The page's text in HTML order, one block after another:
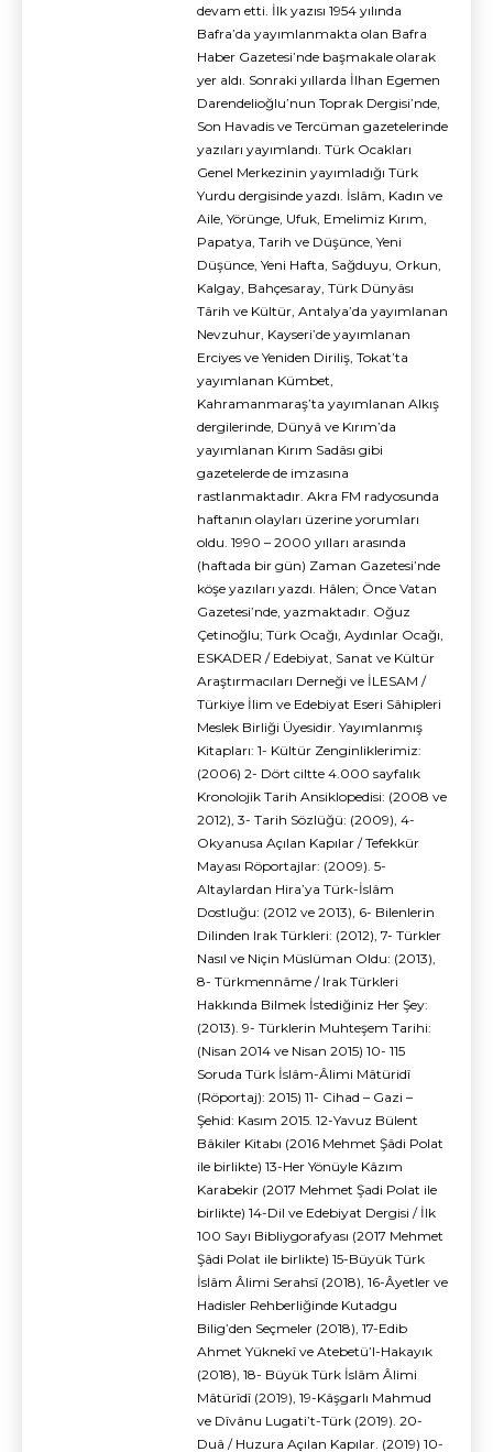
devam etti. İlk yazısı 1954 yılında
Bafra’da yayımlanmakta olan Bafra
Haber Gazetesi’nde başmakale olarak
yer aldı. Sonraki yıllarda İlhan Egemen
Darendelioğlu’nun Toprak Dergisi’nde,
Son Havadis ve Tercüman gazetelerinde
yazıları yayımlandı. Türk Ocakları
Genel Merkezinin yayımladığı Türk
Yurdu dergisinde yazdı. İslâm, Kadın ve
Aile, Yörünge, Ufuk, Emelimiz Kırım,
Papatya, Tarih ve Düşünce, Yeni
Düşünce, Yeni Hafta, Sağduyu, Orkun,
Kalgay, Bahçesaray, Türk Dünyâsı
Târih ve Kültür, Antalya’da yayımlanan
Nevzuhur, Kayseri’de yayımlanan
Erciyes ve Yeniden Diriliş, Tokat’ta
yayımlanan Kümbet,
Kahramanmaraş’ta yayımlanan Alkış
dergilerinde, Dünyâ ve Kırım’da
yayımlanan Kırım Sadâsı gibi
gazetelerde de imzasına
rastlanmaktadır. Akra FM radyosunda
haftanın olayları üzerine yorumları
oldu. 1990 – 2000 yılları arasında
(haftada bir gün) Zaman Gazetesi’nde
köşe yazıları yazdı. Hâlen; Önce Vatan
Gazetesi’nde, yazmaktadır. Oğuz
Çetinoğlu; Türk Ocağı, Aydınlar Ocağı,
ESKADER / Edebiyat, Sanat ve Kültür
Araştırmacıları Derneği ve İLESAM /
Türkiye İlim ve Edebiyat Eseri Sâhipleri
Meslek Birliği Üyesidir. Yayımlanmış
Kitapları: 1- Kültür Zenginliklerimiz:
(2006) 2- Dört ciltte 4.000 sayfalık
Kronolojik Tarih Ansiklopedisi: (2008 ve
2012), 3- Tarih Sözlüğü: (2009), 4-
Okyanusa Açılan Kapılar / Tefekkür
Mayası Röportajlar: (2009). 5-
Altaylardan Hira’ya Türk-İslâm
Dostluğu: (2012 ve 2013), 6- Bilenlerin
Dilinden Irak Türkleri: (2012), 7- Türkler
Nasıl ve Niçin Müslüman Oldu: (2013),
8- Türkmennâme / Irak Türkleri
Hakkında Bilmek İstediğiniz Her Şey:
(2013). 9- Türklerin Muhteşem Tarihi:
(Nisan 2014 ve Nisan 2015) 10- 115
Soruda Türk İslâm-Âlimi Mâtüridî
(Röportaj): 2015) 11- Cihad – Gazi –
Şehid: Kasım 2015. 12-Yavuz Bülent
Bâkiler Kitabı (2016 Mehmet Şâdi Polat
ile birlikte) 13-Her Yönüyle Kâzım
Karabekir (2017 Mehmet Şadi Polat ile
birlikte) 14-Dil ve Edebiyat Dergisi / İlk
100 Sayı Bibliygorafyası (2017 Mehmet
Şâdi Polat ile birlikte) 15-Büyük Türk
İslâm Âlimi Serahsî (2018), 16-Âyetler ve
Hadisler Rehberliğinde Kutadgu
Bilig’den Seçmeler (2018), 17-Edib
Ahmet Yüknekî ve Atebetü’l-Hakayık
(2018), 18- Büyük Türk İslâm Âlimi
Mâtürîdî (2019), 19-Kâşgarlı Mahmud
ve Dîvânu Lugati’t-Türk (2019). 20-
Duâ / Huzura Açılan Kapılar. (2019) 10-